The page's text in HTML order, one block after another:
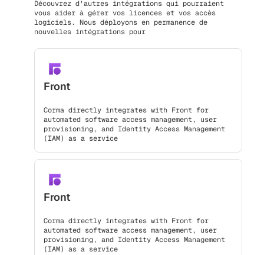
Découvrez d'autres intégrations qui pourraient
vous aider à gérer vos licences et vos accès
logiciels. Nous déployons en permanence de
nouvelles intégrations pour
Front
Corma directly integrates with Front for
automated software access management, user
provisioning, and Identity Access Management
(IAM) as a service
Front
Corma directly integrates with Front for
automated software access management, user
provisioning, and Identity Access Management
(IAM) as a service